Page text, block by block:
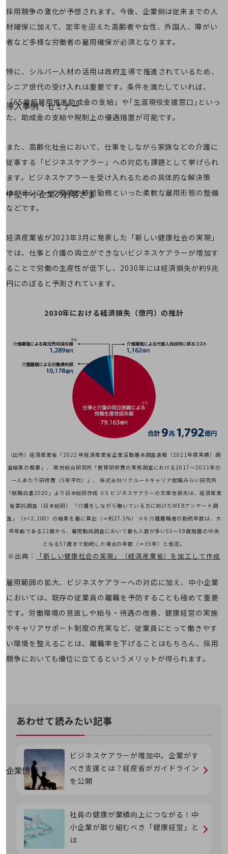
運用保守・故障紛失サポート
回線・ネットワーク
お手続き
導入事例・セミナー
導入事例TOP
セミナー
開催・出展する各種セミナー、イベント情報をご紹介します
別ウィンドウで開きます
中堅中小企業のお客さま
NTTドコモビジネスウォッチ
旬な話題やお役立ち資料などDXの課題を
新着記事
お役立ち資料ダウンロード
トレンド記事特集
IT用語集
お悩みから見つける
お悩みから見つけるTOP
ネットワーク
リモート・ハイブリッドワーク
その他のお悩みはこちら
業界から見つけるTOP
製造業
小売・卸売業
建設業
地域産業
その他の業界はこちら
ゲーム感覚で見つける
ビジネスお悩み診断
NTTドコモビジネス
オンラインショップ
モバイル・ICTサービスをオンラインで
別ウィンドウで開きます
企業情報
企業情報TOP
採用競争の激化が予想されます。今後、企業側は従来までの人
材確保に加えて、定年を迎えた高齢者や女性、外国人、障がい
者など多様な労働者の雇用確保が必須となります。
特に、シルバー人材の活用は政府主導で推進されているため、
シニア世代の受け入れは重要です。条件を満たしていれば、
「65歳超雇用推進助成金の支給」や｢生涯現役支援窓口｣といっ
た、助成金の支給や税制上の優遇措置が可能です。
また、高齢化社会において、仕事をしながら家族などの介護に
従事する「ビジネスケアラー」への対応も課題として挙げられ
ます。ビジネスケアラーを受け入れるための具体的な解決策
は、テレワーク環境や時短勤務といった柔軟な雇用形態の整備
などです。
経済産業省が2023年3月に発表した「新しい健康社会の実現」
では、仕事と介護の両立ができないビジネスケアラーが増加す
ることで労働の生産性が低下し、2030年には経済損失が約9兆
円にのぼると予測されています。
2030年における経済損失（億円）の推計
（出所）経済産業省「2022 年経済産業省企業活動基本調査速報（2021年度実績）調
査結果の概要」、
産労総合研究所「教育研修費の実態調査における2017～2021年の
一人あたり研修費（5年平均）」、
株式会社リクルートキャリア就職みらい研究所
「就職白書2020」より日本総研作成 ※5 ビジネスケアラーの生産性損失は、経済産業
省委託調査（日本総研）
「介護をしながら働いている方に向けたWEBアンケート調
査」（n=2,100）の結果を基に算出（＝約27.5%）
※6 介護離職者の勤続年数は、大
卒年齢である22歳から、雇用動向調査において最も人数が多い55～59歳階層の中央
となる57歳まで勤続した場合の年数（＝35年）と仮定。
※出典： 「新しい健康社会の実現」（経済産業省）を加工して作成
雇用範囲の拡大、ビジネスケアラーへの対応に加え、中小企業
においては、既存の従業員の離職を予防することも極めて重要
です。労働環境の見直しや給与・待遇の改善、健康経営の実施
やキャリアサポート制度の充実など、従業員にとって働きやす
い環境を整えることは、離職率を下げることはもちろん、採用
競争においても優位に立てるというメリットが得られます。
あわせて読みたい記事
ビジネスケアラーが増加中。企業がす
べき支援とは？経産省がガイドライン
を公開
社員の健康が業績向上につながる！中
小企業が取り組むべき「健康経営」と
は